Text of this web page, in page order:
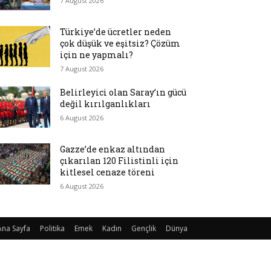
Türkiye’de ücretler neden
çok düşük ve eşitsiz? Çözüm
için ne yapmalı?
7 August 2026
Belirleyici olan Saray’ın gücü
değil kırılganlıkları
6 August 2026
Gazze’de enkaz altından
çıkarılan 120 Filistinli için
kitlesel cenaze töreni
6 August 2026
Sayfa Politika Emek Kadın Gençlik Dünya